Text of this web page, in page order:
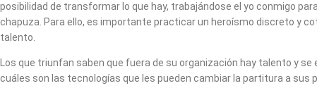
posibilidad de transformar lo que hay, trabajándose el yo conmigo
chapuza. Para ello, es importante practicar un heroísmo discreto y
talento.
Los que triunfan saben que fuera de su organización hay talento y
cuáles son las tecnologías que les pueden cambiar la partitura a sus